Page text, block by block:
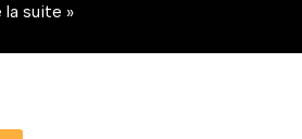
la suite »